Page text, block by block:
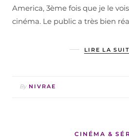
America, 3ème fois que je le
cinéma. Le public a très bien
LIRE LA
By NIVRAE
CINÉMA &